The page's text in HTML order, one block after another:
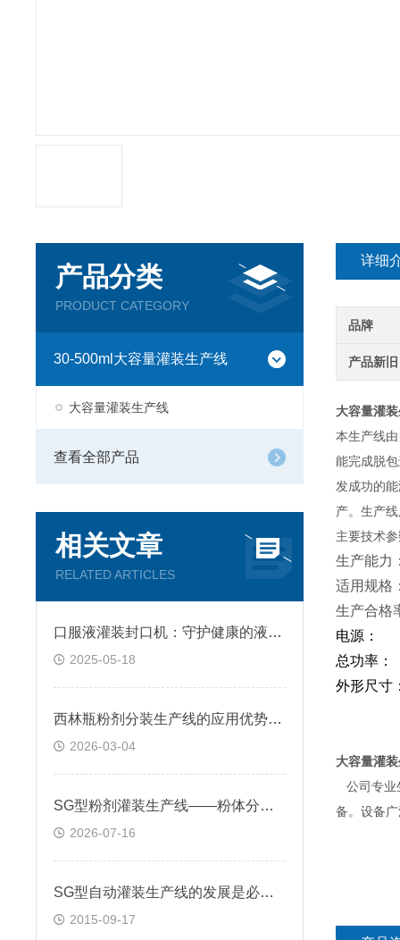
详细
品牌
产品新旧
大容量灌
本生产线
能完成脱
发成功的
产。生产
主要技术
生产
适用规
生产合
电源：
总功率
外形尺
大容量灌
公司专业
备。设备
产品分类
PRODUCT CATEGORY
30-500ml大容量灌装生产线
大容量灌装生产线
查看全部产品
相关文章
RELATED ARTICLES
口服液灌装封口机：守护健康的液体包装卫士
2025-05-18
西林瓶粉剂分装生产线的应用优势有哪些？
2026-03-04
SG型粉剂灌装生产线——粉体分装的系统化解决方案
2026-07-16
SG型自动灌装生产线的发展是必然的
2015-09-17